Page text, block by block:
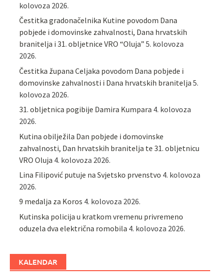
kolovoza 2026.
Čestitka gradonačelnika Kutine povodom Dana
pobjede i domovinske zahvalnosti, Dana hrvatskih
branitelja i 31. obljetnice VRO “Oluja” 5. kolovoza
2026.
Čestitka župana Celjaka povodom Dana pobjede i
domovinske zahvalnosti i Dana hrvatskih branitelja 5.
kolovoza 2026.
31. obljetnica pogibije Damira Kumpara 4. kolovoza
2026.
Kutina obilježila Dan pobjede i domovinske
zahvalnosti, Dan hrvatskih branitelja te 31. obljetnicu
VRO Oluja 4. kolovoza 2026.
Lina Filipović putuje na Svjetsko prvenstvo 4. kolovoza
2026.
9 medalja za Koros 4. kolovoza 2026.
Kutinska policija u kratkom vremenu privremeno
oduzela dva električna romobila 4. kolovoza 2026.
KALENDAR